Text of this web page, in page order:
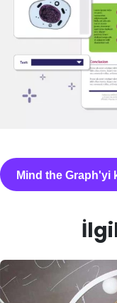
Mind the Graph'yi